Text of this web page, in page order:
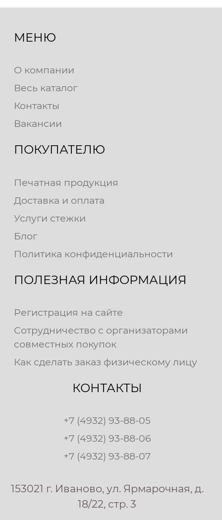
МЕНЮ
О компании
Весь каталог
Контакты
Вакансии
ПОКУПАТЕЛЮ
Печатная продукция
Доставка и оплата
Услуги стежки
Блог
Политика конфиденциальности
ПОЛЕЗНАЯ ИНФОРМАЦИЯ
Регистрация на сайте
Сотрудничество с организаторами
совместных покупок
Как сделать заказ физическому лицу
КОНТАКТЫ
+7 (4932) 93-88-05
+7 (4932) 93-88-06
+7 (4932) 93-88-07
153021 г. Иваново, ул. Ярмарочная, д.
18/22, стр. 3